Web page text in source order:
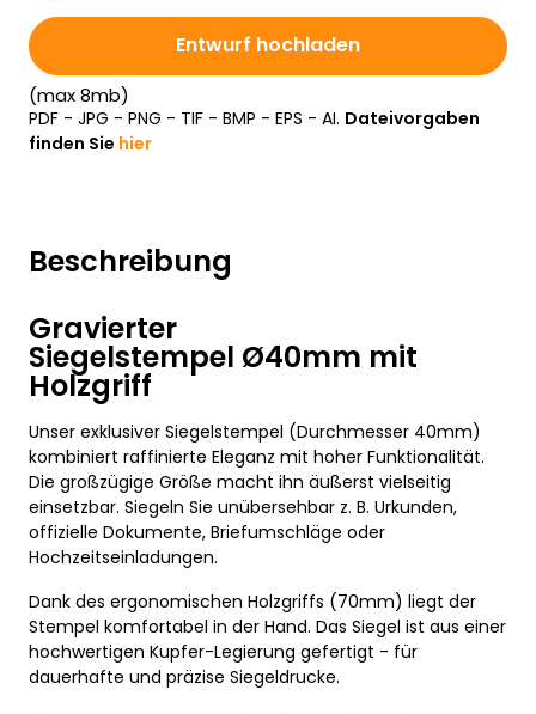
Beschreibung
Gravierter
Siegelstempel Ø40mm mit
Holzgriff
Unser exklusiver Siegelstempel (Durchmesser 40mm)
kombiniert raffinierte Eleganz mit hoher Funktionalität.
Die großzügige Größe macht ihn äußerst vielseitig
einsetzbar. Siegeln Sie unübersehbar z. B. Urkunden,
offizielle Dokumente, Briefumschläge oder
Hochzeitseinladungen.
Dank des ergonomischen Holzgriffs (70mm) liegt der
Stempel komfortabel in der Hand. Das Siegel ist aus einer
hochwertigen Kupfer-Legierung gefertigt - für
dauerhafte und präzise Siegeldrucke.
Entwurf hochladen
(max 8mb)
PDF - JPG - PNG - TIF - BMP - EPS - AI. Dateivorgaben
finden Sie hier